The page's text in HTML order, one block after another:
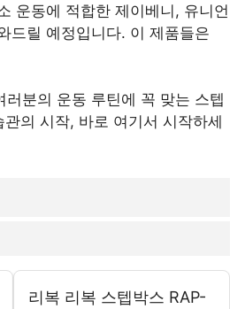
운동에 적합한 제이베니, 유니언
드릴 예정입니다. 이 제품들은
분의 운동 루틴에 꼭 맞는 스텝
의 시작, 바로 여기서 시작하세
리복 리복 스텝박스 RAP-